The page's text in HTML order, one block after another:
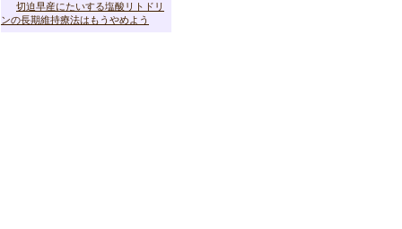
切迫早産にたいする塩酸リトドリ
ンの長期維持療法はもうやめよう